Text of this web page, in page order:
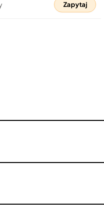
Zapytaj